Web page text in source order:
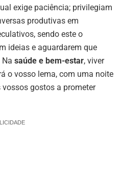
exige paciência; privilegiam
produtivas em
sendo este o
ideias e aguardarem que
saúde e bem-estar, viver
o vosso lema, com uma noite
gostos a prometer